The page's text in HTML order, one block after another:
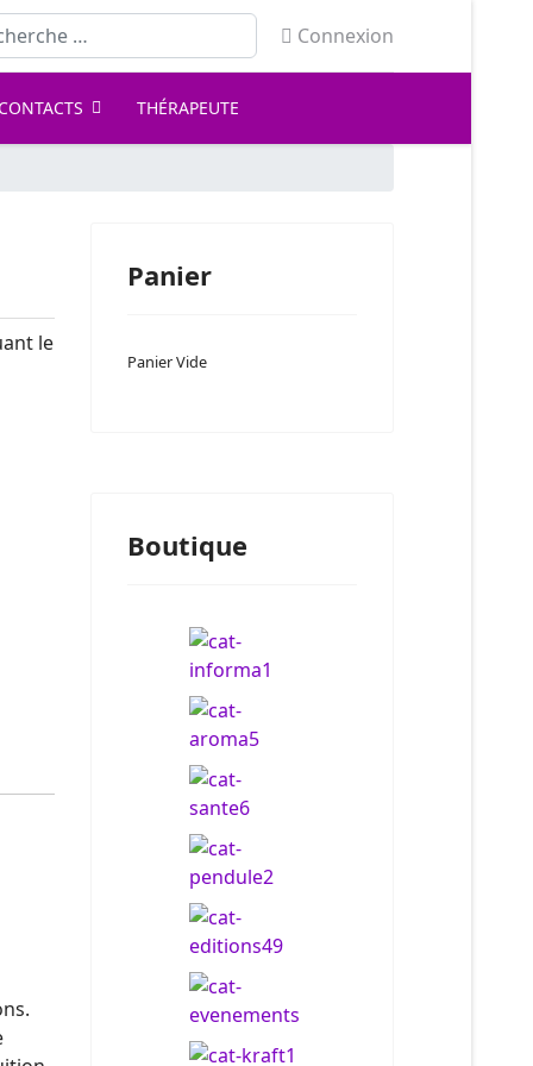
Connexion
THÉRAPEUTE
le
Panier
Panier Vide
Boutique